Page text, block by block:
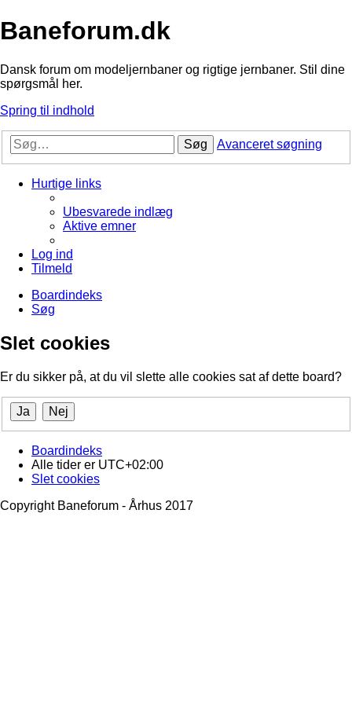
Baneforum.dk
Dansk forum om modeljernbaner og rigtige jernbaner. Stil dine
spørgsmål her.
Spring til indhold
Søg Avanceret søgning
Hurtige links
Ubesvarede indlæg
Aktive emner
Log ind
Tilmeld
Boardindeks
Søg
Slet cookies
Er du sikker på, at du vil slette alle cookies sat af dette board?
Boardindeks
Alle tider er UTC+02:00
Slet cookies
Copyright Baneforum - Århus 2017